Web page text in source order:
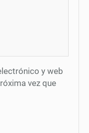
y web
vez que